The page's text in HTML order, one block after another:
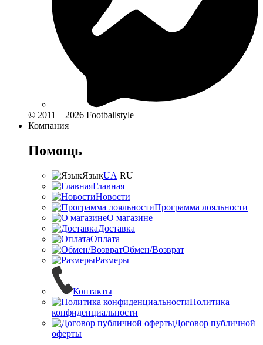
© 2011—2026 Footballstyle
Компания
Помощь
ЯзыкUA RU
Главная
Новости
Программа лояльности
О магазине
Доставка
Оплата
Обмен/Возврат
Размеры
Контакты
Политика
конфиденциальности
Договор публичной
оферты